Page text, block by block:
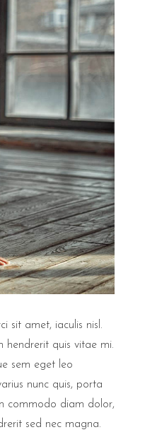
sit amet, iaculis nisl.
hendrerit quis vitae mi.
sem eget leo
nunc quis, porta
commodo diam dolor,
sed nec magna.